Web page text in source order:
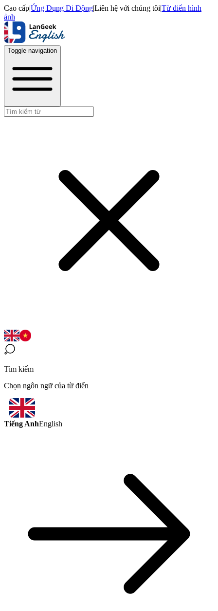
Cao cấp|Ứng Dụng Di Động|Liên hệ với chúng tôi|Từ điển hình
ảnh
Toggle navigation
Tìm kiếm
Chọn ngôn ngữ của từ điển
Tiếng AnhEnglish